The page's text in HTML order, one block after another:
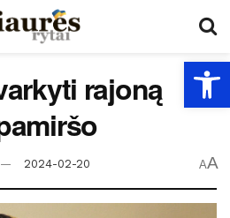
rajoną
2024-02-20 AA